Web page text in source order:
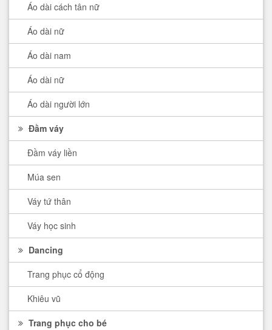
Áo dài cách tân nữ
Áo dài nữ
Áo dài nam
Áo dài nữ
Áo dài người lớn
Đầm váy
Đầm váy liền
Múa sen
Váy tứ thân
Váy học sinh
Dancing
Trang phục cổ động
Khiêu vũ
Trang phục cho bé